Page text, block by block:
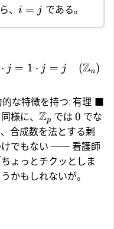
、 i = j である。
⋅ j = 1 ⋅ j = j (Zn)
■
な特徴を持つ: 有理
様に、 Zp では 0 でな
合成数を法とする剰
けでもない ── 看護師
ょっとチクッとしま
かもしれないが。